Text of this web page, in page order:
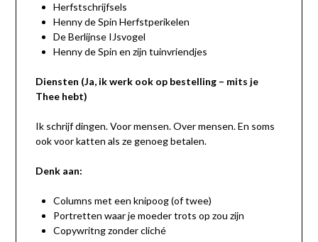
Herfstschrijfsels
Henny de Spin Herfstperikelen
De Berlijnse IJsvogel
Henny de Spin en zijn tuinvriendjes
Diensten (Ja, ik werk ook op bestelling – mits je
Thee hebt)
Ik schrijf dingen. Voor mensen. Over mensen. En soms
ook voor katten als ze genoeg betalen.
Denk aan:
Columns met een knipoog (of twee)
Portretten waar je moeder trots op zou zijn
Copywritng zonder cliché